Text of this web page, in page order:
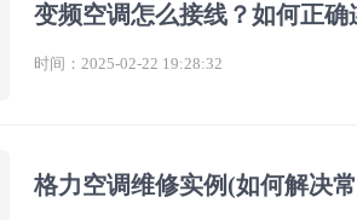
变频空调怎么接线？如何正确
时间：2025-02-22 19:28:32
格力空调维修实例(如何解决